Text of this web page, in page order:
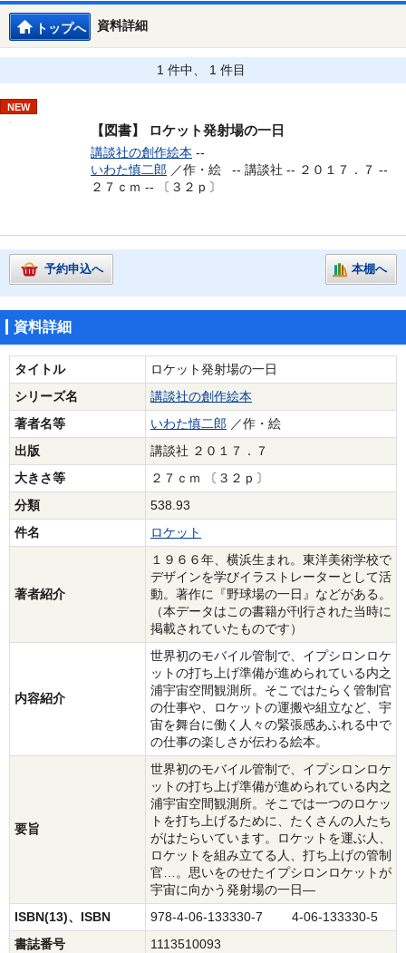
資料詳細
トップへ
1 件中、 1 件目
NEW
【図書】 ロケット発射場の一日
講談社の創作絵本 --
いわた慎二郎 ／作・絵 -- 講談社 -- ２０１７．７ --
２７ｃｍ -- 〔３２ｐ〕
予約申込へ 本棚へ
資料詳細
タイトル
ロケット発射場の一日
シリーズ名
講談社の創作絵本
著者名等
いわた慎二郎 ／作・絵
出版
講談社 ２０１７．７
大きさ等
２７ｃｍ 〔３２ｐ〕
分類
538.93
件名
ロケット
著者紹介
１９６６年、横浜生まれ。東洋美術学校で
デザインを学びイラストレーターとして活
動。著作に『野球場の一日』などがある。
（本データはこの書籍が刊行された当時に
掲載されていたものです）
内容紹介
世界初のモバイル管制で、イプシロンロケ
ットの打ち上げ準備が進められている内之
浦宇宙空間観測所。そこではたらく管制官
の仕事や、ロケットの運搬や組立など、宇
宙を舞台に働く人々の緊張感あふれる中で
の仕事の楽しさが伝わる絵本。
要旨
世界初のモバイル管制で、イプシロンロケ
ットの打ち上げ準備が進められている内之
浦宇宙空間観測所。そこでは一つのロケッ
トを打ち上げるために、たくさんの人たち
がはたらいています。ロケットを運ぶ人、
ロケットを組み立てる人、打ち上げの管制
官…。思いをのせたイプシロンロケットが
宇宙に向かう発射場の一日―
ISBN(13)、ISBN
978-4-06-133330-7 4-06-133330-5
書誌番号
1113510093